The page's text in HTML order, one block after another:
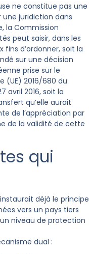
ne constitue pas une
juridiction dans
la Commission
peut saisir, dans les
fins d’ordonner, soit la
sur une décision
prise sur le
(UE) 2016/680 du
avril 2016, soit la
qu’elle aurait
de l’appréciation par
de la validité de cette
qui
instaurait déjà le principe
vers un pays tiers
niveau de protection
dual :